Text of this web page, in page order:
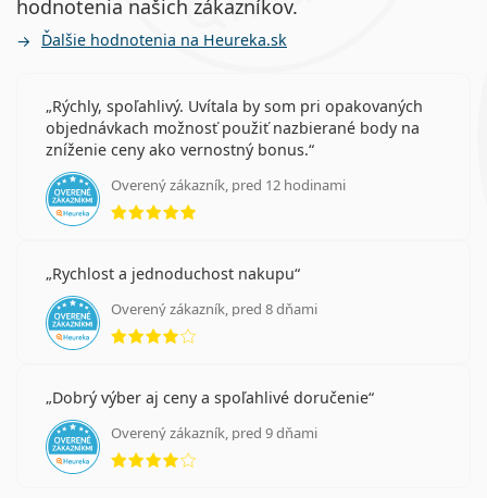
Najčastejšie sa predáva s očnými kvapkami
OptiFresh 10 ml
hodnotenia našich zákazníkov.
Ďalšie hodnotenia na Heureka.sk
Rýchly, spoľahlivý. Uvítala by som pri opakovaných
objednávkach možnosť použiť nazbierané body na
zníženie ceny ako vernostný bonus.
Overený zákazník, pred 12 hodinami
hodnotenie 5 z 5
Rychlost a jednoduchost nakupu
Overený zákazník, pred 8 dňami
hodnotenie 4 z 5
Dobrý výber aj ceny a spoľahlivé doručenie
Overený zákazník, pred 9 dňami
hodnotenie 4 z 5